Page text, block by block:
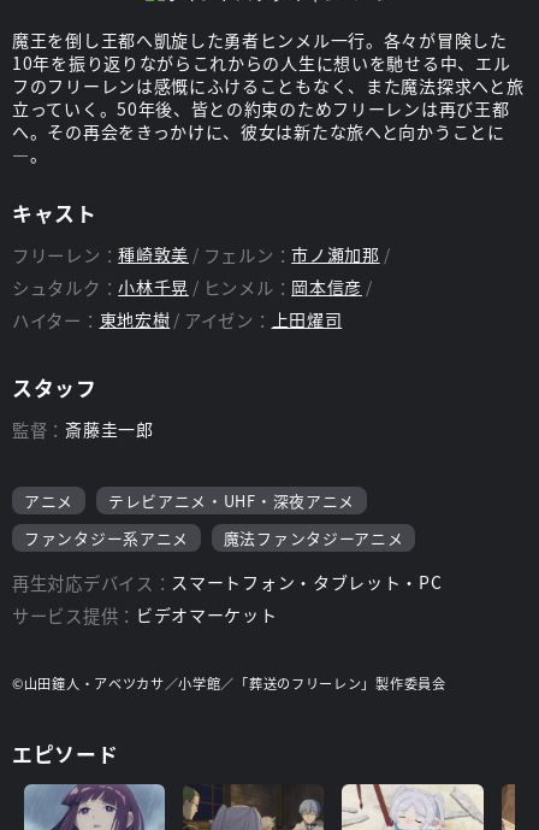
魔王を倒し王都へ凱旋した勇者ヒンメル一行。各々が冒険した
10年を振り返りながらこれからの人生に想いを馳せる中、エル
フのフリーレンは感慨にふけることもなく、また魔法探求へと旅
立っていく。50年後、皆との約束のためフリーレンは再び王都
へ。その再会をきっかけに、彼女は新たな旅へと向かうことに
―。
キャスト
フリーレン：種崎敦美 フェルン：市ノ瀬加那
シュタルク：小林千晃 ヒンメル： 岡本信彦
ハイター： 東地宏樹 アイゼン： 上田燿司
スタッフ
監督： 斎藤圭一郎
アニメ
テレビアニメ・UHF・深夜アニメ
ファンタジー系アニメ
魔法ファンタジーアニメ
再生対応デバイス： スマートフォン・タブレット・PC
サービス提供： ビデオマーケット
©山田鐘人・アベツカサ／小学館／「葬送のフリーレン」製作委員会
エピソード